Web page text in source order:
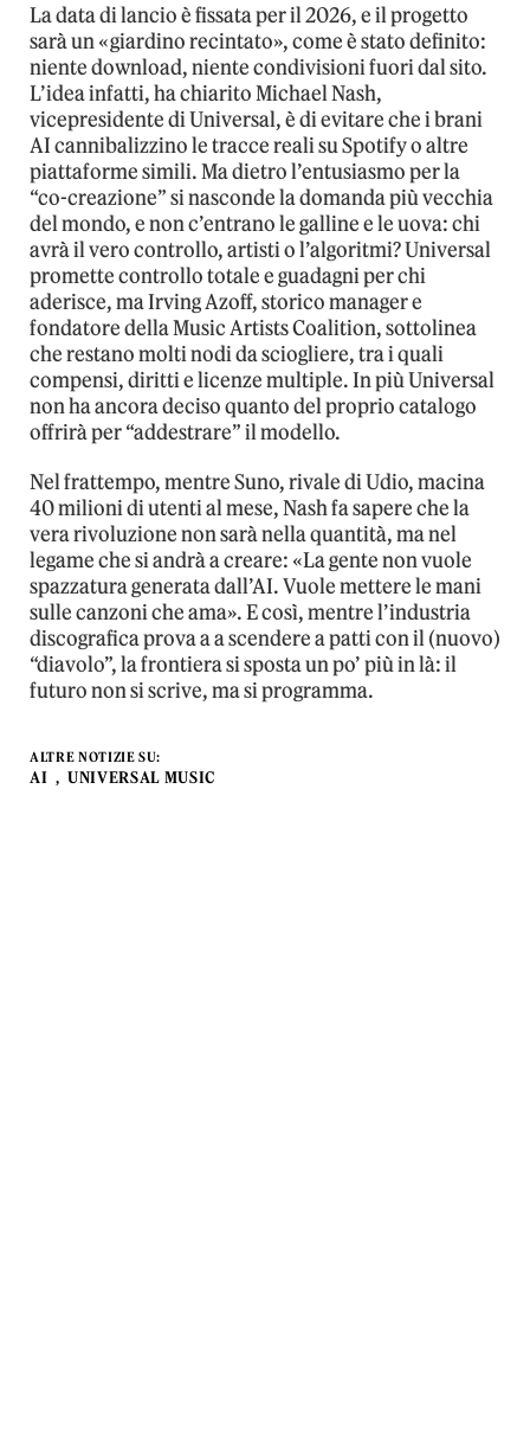
La data di lancio è fissata per il 2026, e il progetto
sarà un «giardino recintato», come è stato definito:
niente download, niente condivisioni fuori dal sito.
L’idea infatti, ha chiarito Michael Nash,
vicepresidente di Universal, è di evitare che i brani
AI cannibalizzino le tracce reali su Spotify o altre
piattaforme simili. Ma dietro l’entusiasmo per la
“co-creazione” si nasconde la domanda più vecchia
del mondo, e non c’entrano le galline e le uova: chi
avrà il vero controllo, artisti o l’algoritmi? Universal
promette controllo totale e guadagni per chi
aderisce, ma Irving Azoff, storico manager e
fondatore della Music Artists Coalition, sottolinea
che restano molti nodi da sciogliere, tra i quali
compensi, diritti e licenze multiple. In più Universal
non ha ancora deciso quanto del proprio catalogo
offrirà per “addestrare” il modello.
Nel frattempo, mentre Suno, rivale di Udio, macina
40 milioni di utenti al mese, Nash fa sapere che la
vera rivoluzione non sarà nella quantità, ma nel
legame che si andrà a creare: «La gente non vuole
spazzatura generata dall’AI. Vuole mettere le mani
sulle canzoni che ama». E così, mentre l’industria
discografica prova a a scendere a patti con il (nuovo)
“diavolo”, la frontiera si sposta un po’ più in là: il
futuro non si scrive, ma si programma.
ALTRE NOTIZIE SU:
AI UNIVERSAL MUSIC